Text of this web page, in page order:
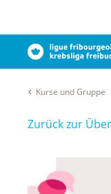
Kurse und Gruppe
Zurück zur